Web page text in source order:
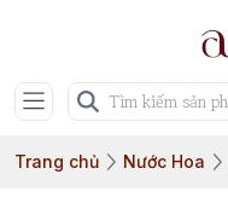
Trang chủ Nước Hoa